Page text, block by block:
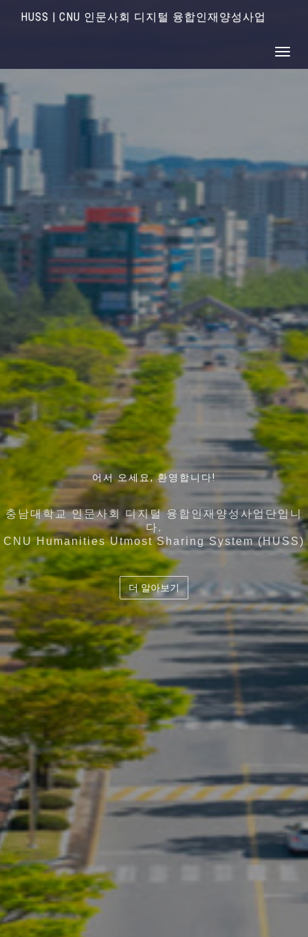
HUSS | CNU 인문사회 디지털 융합인재양성사업
어서 오세요, 환영합니다!
충남대학교 인문사회 디지털 융합인재양성사업단입니
다.
CNU Humanities Utmost Sharing System (HUSS)
더 알아보기
언어와 커뮤니케이션, 뇌 · 인지과학 그리고 빅데이터 인
공지능을 아우르는 융합인재의 양성
충남대학교 인문사회 디지털 융합인재양성사업단
더 알아보기
디지털 시대 인간과 기술에 대한 통찰력을 바탕으로
공존 · 공공 · 공유의 가치를 지향하는 디지털 시대의 창
도
더 알아보기
인간과 기술에 대한 근본적인 이해를 바탕으로 디지털
기술을 활용하고
디지털 기술을 기반으로 사회문제 해결을 역량을 갖춘
융합인재양성
더 알아보기
지역사회의 특성과 특화산업 , 각 대학의 강점을 고도화
시킨 5개 대학이 컨소시엄을 구성하여
교육 과정의 유기적 결합 및 협력과 공유체계 확립
더 알아보기